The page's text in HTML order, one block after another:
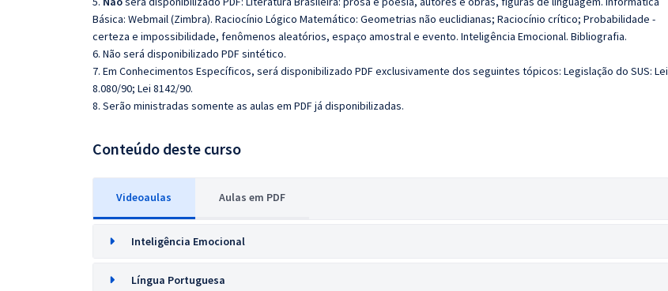
Básica: Webmail (Zimbra). Raciocínio Lógico Matemático: Geometrias não euclidianas; Raciocínio crítico; Probabilidade -
certeza e impossibilidade, fenômenos aleatórios, espaço amostral e evento. Inteligência Emocional. Bibliografia.
6. Não será disponibilizado PDF sintético.
7. Em Conhecimentos Específicos, será disponibilizado PDF exclusivamente dos seguintes tópicos: Legislação do SUS: Lei
8.080/90; Lei 8142/90.
8. Serão ministradas somente as aulas em PDF já disponibilizadas.
Conteúdo deste curso
Videoaulas Aulas em PDF
Inteligência Emocional
Língua Portuguesa